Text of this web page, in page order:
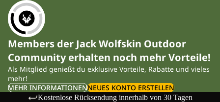
Members der Jack Wolfskin Outdoor
Community erhalten noch mehr Vorteile!
Als Mitglied genießt du exklusive Vorteile, Rabatte und vieles
mehr!
MEHR INFORMATIONENNEUES KONTO ERSTELLEN
Kostenlose Rücksendung innerhalb von 30 Tagen